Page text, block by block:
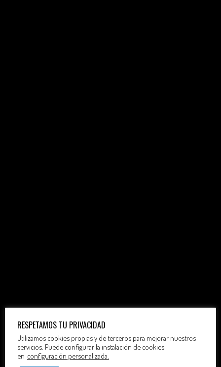
RESPETAMOS TU PRIVACIDAD
Utilizamos cookies propias y de terceros para mejorar nuestros
servicios. Puede configurar la instalación de cookies
en configuración personalizada.